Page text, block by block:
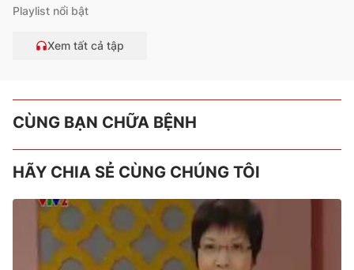
Playlist nổi bật
Xem tất cả tập
CÙNG BẠN CHỮA BỆNH
HÃY CHIA SẺ CÙNG CHÚNG TÔI